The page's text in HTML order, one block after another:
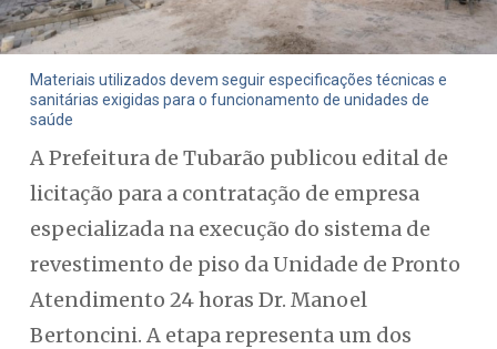
Materiais utilizados devem seguir especificações técnicas e
sanitárias exigidas para o funcionamento de unidades de
saúde
A Prefeitura de Tubarão publicou edital de
licitação para a contratação de empresa
especializada na execução do sistema de
revestimento de piso da Unidade de Pronto
Atendimento 24 horas Dr. Manoel
Bertoncini. A etapa representa um dos